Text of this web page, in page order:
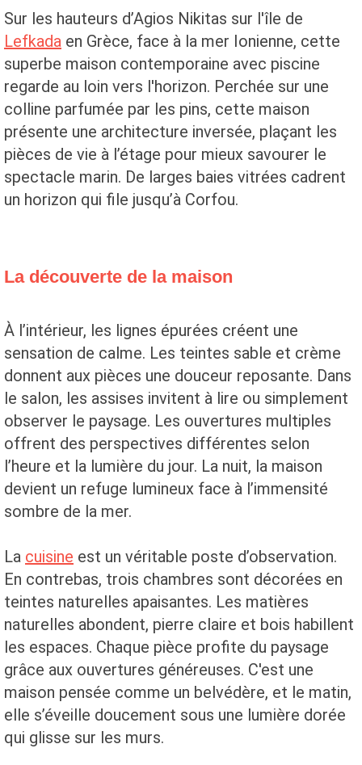
Sur les hauteurs d’Agios Nikitas sur l'île de
Lefkada en Grèce, face à la mer Ionienne, cette
superbe maison contemporaine avec piscine
regarde au loin vers l'horizon. Perchée sur une
colline parfumée par les pins, cette maison
présente une architecture inversée, plaçant les
pièces de vie à l’étage pour mieux savourer le
spectacle marin. De larges baies vitrées cadrent
un horizon qui file jusqu’à Corfou.
La découverte de la maison
À l’intérieur, les lignes épurées créent une
sensation de calme. Les teintes sable et crème
donnent aux pièces une douceur reposante. Dans
le salon, les assises invitent à lire ou simplement
observer le paysage. Les ouvertures multiples
offrent des perspectives différentes selon
l’heure et la lumière du jour. La nuit, la maison
devient un refuge lumineux face à l’immensité
sombre de la mer.
La cuisine est un véritable poste d’observation.
En contrebas, trois chambres sont décorées en
teintes naturelles apaisantes. Les matières
naturelles abondent, pierre claire et bois habillent
les espaces. Chaque pièce profite du paysage
grâce aux ouvertures généreuses. C'est une
maison pensée comme un belvédère, et le matin,
elle s’éveille doucement sous une lumière dorée
qui glisse sur les murs.